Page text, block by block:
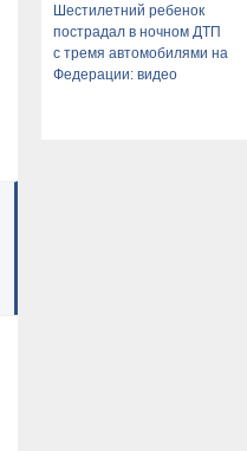
Шестилетний ребенок
пострадал в ночном ДТП
с тремя автомобилями на
Федерации: видео